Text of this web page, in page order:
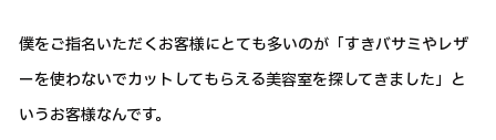
僕をご指名いただくお客様にとても多いのが「すきバサミやレザ
ーを使わないでカットしてもらえる美容室を探してきました」と
いうお客様なんです。